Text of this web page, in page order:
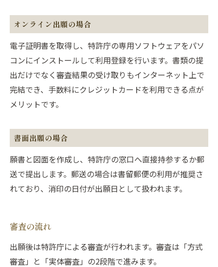
オンライン出願の場合
電子証明書を取得し、特許庁の専用ソフトウェアをパソ
コンにインストールして利用登録を行います。書類の提
出だけでなく審査結果の受け取りもインターネット上で
完結でき、手数料にクレジットカードを利用できる点が
メリットです。
書面出願の場合
願書と図面を作成し、特許庁の窓口へ直接持参するか郵
送で提出します。郵送の場合は書留郵便の利用が推奨さ
れており、消印の日付が出願日として扱われます。
審査の流れ
出願後は特許庁による審査が行われます。審査は「方式
審査」と「実体審査」の2段階で進みます。